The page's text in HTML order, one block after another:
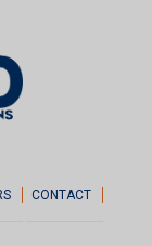
CONTACT